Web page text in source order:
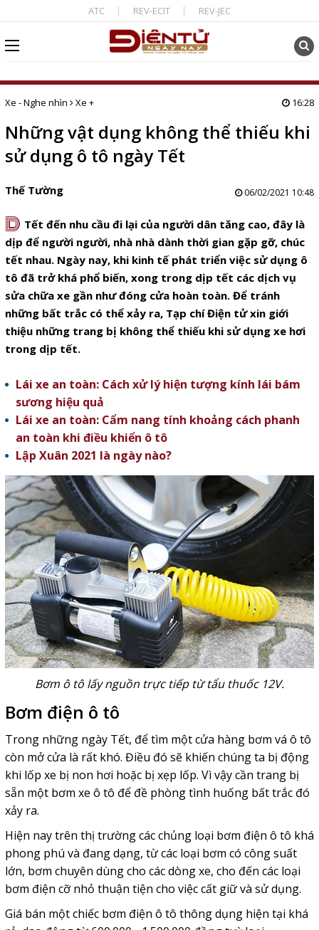
ATC REV-ECIT REV-JEC
Xe - Nghe nhìn Xe + 16:28
Những vật dụng không thể thiếu khi
sử dụng ô tô ngày Tết
Thế Tường 06/02/2021 10:48
D Tết đến nhu cầu đi lại của người dân tăng cao, đây là
dịp để người người, nhà nhà dành thời gian gặp gỡ, chúc
tết nhau. Ngày nay, khi kinh tế phát triển việc sử dụng ô
tô đã trở khá phổ biến, xong trong dịp tết các dịch vụ
sửa chữa xe gần như đóng cửa hoàn toàn. Để tránh
những bất trắc có thể xảy ra, Tạp chí Điện tử xin giới
thiệu những trang bị không thể thiếu khi sử dụng xe hơi
trong dịp tết.
Lái xe an toàn: Cách xử lý hiện tượng kính lái bám
sương hiệu quả
Lái xe an toàn: Cẩm nang tính khoảng cách phanh
an toàn khi điều khiển ô tô
Lập Xuân 2021 là ngày nào?
Bơm ô tô lấy nguồn trực tiếp từ tẩu thuốc 12V.
Bơm điện ô tô
Trong những ngày Tết, để tìm một cửa hàng bơm vá ô tô
còn mở cửa là rất khó. Điều đó sẽ khiến chúng ta bị động
khi lốp xe bị non hơi hoặc bị xẹp lốp. Vì vậy cần trang bị
sẵn một bơm xe ô tô để đề phòng tình huống bất trắc đó
xảy ra.
Hiện nay trên thị trường các chủng loại bơm điện ô tô khá
phong phú và đang dạng, từ các loại bơm có công suất
lớn, bơm chuyên dùng cho các dòng xe, cho đến các loại
bơm điện cỡ nhỏ thuận tiện cho việc cất giữ và sử dụng.
Giá bán một chiếc bơm điện ô tô thông dụng hiện tại khá